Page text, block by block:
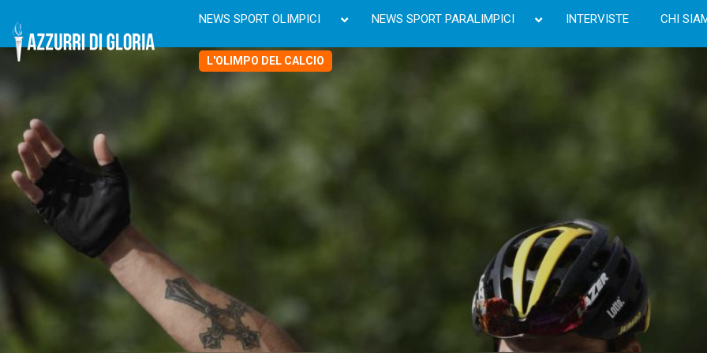
NEWS SPORT OLIMPICI NEWS SPORT PARALIMPICI INTERVISTE CHI
L'OLIMPO DEL CALCIO